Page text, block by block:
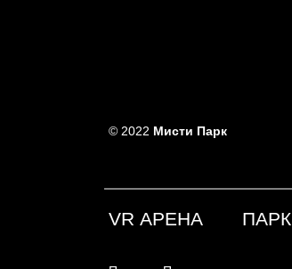
© 2022 Мисти Парк
ПАРК
VR АРЕНА